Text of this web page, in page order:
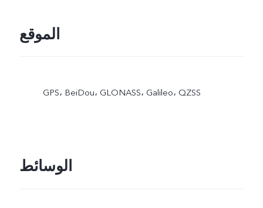
الموقع
GPS،‏ BeiDou،‏ GLONASS،‏ Galileo،‏ QZSS
الوسائط